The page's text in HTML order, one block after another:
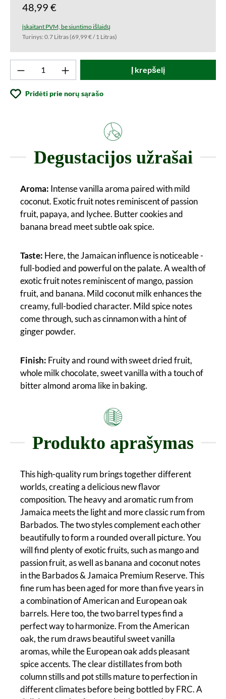
48,99 €
įskaitant PVM, be siuntimo išlaidų
Turinys: 0.7 Litras(69,99 € / 1 Litras)
Produkto kiekis: Įveskite norimą vertę
Į krepšelį
Pridėti prie norų sąrašo
Degustacijos užrašai
Aroma: Intense vanilla aroma paired with mild
coconut. Exotic fruit notes reminiscent of passion
fruit, papaya, and lychee. Butter cookies and
banana bread meet subtle oak spice.
Taste: Here, the Jamaican influence is noticeable -
full-bodied and powerful on the palate. A wealth of
exotic fruit notes reminiscent of mango, passion
fruit, and banana. Mild coconut milk enhances the
creamy, full-bodied character. Mild spice notes
come through, such as cinnamon with a hint of
ginger powder.
Finish: Fruity and round with sweet dried fruit,
whole milk chocolate, sweet vanilla with a touch of
bitter almond aroma like in baking.
Produkto aprašymas
This high-quality rum brings together different
worlds, creating a delicious new flavor
composition. The heavy and aromatic rum from
Jamaica meets the light and more classic rum from
Barbados. The two styles complement each other
beautifully to form a rounded overall picture. You
will find plenty of exotic fruits, such as mango and
passion fruit, as well as banana and coconut notes
in the Barbados & Jamaica Premium Reserve. This
fine rum has been aged for more than five years in
a combination of American and European oak
barrels. Here too, the two barrel types find a
perfect way to harmonize. From the American
oak, the rum draws beautiful sweet vanilla
aromas, while the European oak adds pleasant
spice accents. The clear distillates from both
column stills and pot stills mature to perfection in
different climates before being bottled by FRC. A